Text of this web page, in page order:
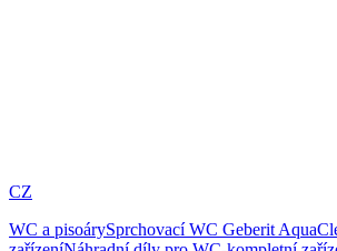
CZ
WC a pisoárySprchovací WC Geberit